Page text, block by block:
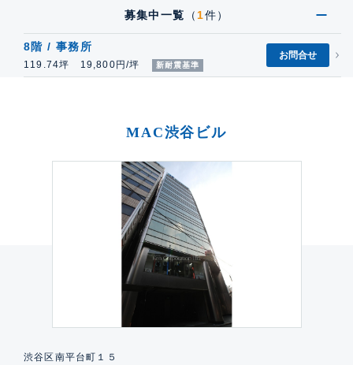
募集中一覧 （ 1件）
8階 / 事務所
119.74坪 19,800円/坪 新耐震基準
お問合せ
MAC渋谷ビル
渋谷区南平台町１５